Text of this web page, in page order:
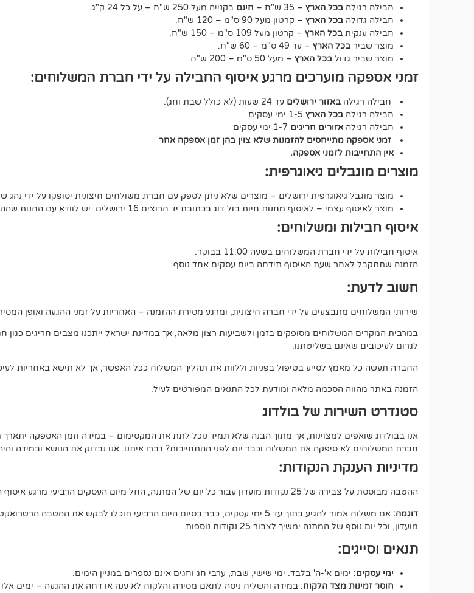
חבילה רגילה בכל הארץ – 35 ש"ח – חינם בקנייה מעל 250 ש"ח – על כל 24 ק"ג.
חבילה גדולה בכל הארץ – קרטון מעל 90 ס"מ – 120 ש"ח.
חבילה ענקית בכל הארץ – קרטון מעל 109 ס"מ – 150 ש"ח.
מוצר שביר בכל הארץ – עד 49 ס"מ – 60 ש"ח.
מוצר שביר גדול בכל הארץ – מעל 50 ס"מ – 200 ש"ח.
זמני אספקה מוערכים מרגע איסוף החבילה על ידי חברת המשלוחים:
חבילה רגילה באזור ירושלים עד 24 שעות (לא כולל שבת וחג).
חבילה רגילה בכל הארץ
חבילה רגילה אזורים חריגים
זמני אספקה מתייחסים להזמנות שלא צוין בהן זמן אספקה אחר
אין התחייבות לזמני אספקה.
מוצרים מוגבלים גיאוגרפית:
מוצר מוגבל גיאוגרפית ירושלים – מוצרים שלא ניתן לספק עם חברת משולחים חיצונית יסופקו על ידי נהג
מוצר לאיסוף עצמי – לאיסוף מחנות חיות בול דוג בכתובת יד חרוצים 16 ירושלים . יש לוודא עם החנות
איסוף חבילות ומשלוחים:
איסוף חבילות על ידי חברת המשלוחים בשעה 11:00 בבוקר.
הזמנה שתתקבל לאחר שעת האיסוף תידחה ביום עסקים אחד נוסף.
חשוב לדעת:
שירותי המשלוחים מתבצעים על ידי חברה חיצונית, ומרגע מסירת ההזמנה – האחריות על זמני ההגעה ואופן
במרבית המקרים המשלוחים מסופקים בזמן ולשביעות רצון מלאה, אך במדינת ישראל ייתכנו מצבים חריגים כגון
לגרום לעיכובים שאינם בשליטתנו.
החברה תעשה כל מאמץ לסייע בטיפול בפניות וללוות את תהליך המשלוח ככל האפשר, אך לא תישא באחריות
הזמנה באתר מהווה הסכמה מלאה ומודעת לכל התנאים המפורטים לעיל.
סטנדרט השירות של בולדוג
אנו בבולדוג שואפים למצוינות, אך מתוך הבנה שלא תמיד נוכל לתת את המקסימום – במידה וזמן האספקה
חברת המשלוחים לא סיפקה את המשלוח וכבר יום לפני ההתחייבות? דברו איתנו. אנו נבדוק את הנושא ובמידה
מדיניות הענקת הנקודות:
ההטבה מבוססת על צבירה של 25 נקודות מועדון עבור כל יום של המתנה, החל מיום העסקים הרביעי מרגע איסוף החבילה (100 נק במצטבר).
דוגמה:
מועדון, וכל יום נוסף של המתנה ימשיך לצבור 25 נקודות נוספות.
תנאים וסייגים:
ימי עסקים: ימים א'-ה' בלבד. ימי שישי, שבת, ערבי חג וחגים אינם נספרים במניין הימים.
חוסר זמינות מצד הלקוח: במידה והשליח ניסה לתאם מסירה והלקוח לא ענה או דחה את ההגעה – ימים אלו